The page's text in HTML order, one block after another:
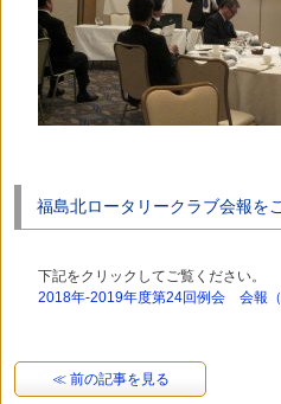
福島北ロータリークラブ会報を
下記をクリックしてご覧ください。
2018年-2019年度第24回例会 会報（
≪ 前の記事を見る